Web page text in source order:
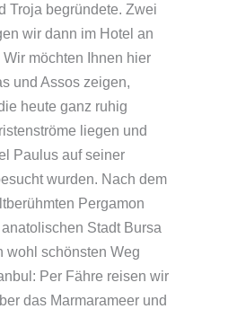
Troja begründete. Zwei
wir dann im Hotel an
möchten Ihnen hier
und Assos zeigen,
heute ganz ruhig
liegen und
Paulus auf seiner
wurden. Nach dem
Pergamon
Stadt Bursa
wohl schönsten Weg
Per Fähre reisen wir
das Marmarameer und